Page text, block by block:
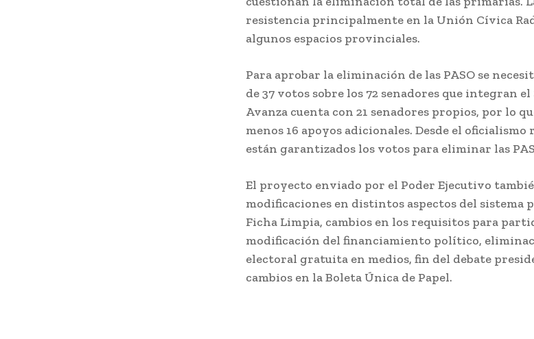
resistencia principalmente en la Unión Cívica
algunos espacios provinciales.
Para aprobar la eliminación de las PASO se
de 37 votos sobre los 72 senadores que integran
Avanza cuenta con 21 senadores propios, por lo
menos 16 apoyos adicionales. Desde el
están garantizados los votos para eliminar las
El proyecto enviado por el Poder Ejecutivo
modificaciones en distintos aspectos del sistema
Ficha Limpia, cambios en los requisitos para
modificación del financiamiento político,
electoral gratuita en medios, fin del debate
cambios en la Boleta Única de Papel.